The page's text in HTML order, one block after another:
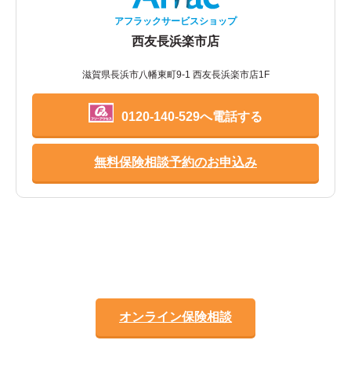
アフラックサービスショップ
西友長浜楽市店
滋賀県長浜市八幡東町9-1 西友長浜楽市店1F
0120-140-529へ電話する
無料保険相談予約のお申込み
オンライン保険相談